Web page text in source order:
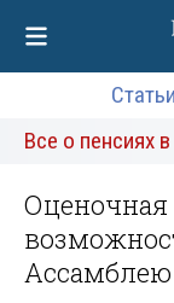
Статьи
Все о пенсиях
Оценочная